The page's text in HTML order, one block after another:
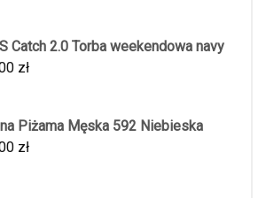
Catch 2.0 Torba weekendowa navy
zł
Piżama Męska 592 Niebieska
zł